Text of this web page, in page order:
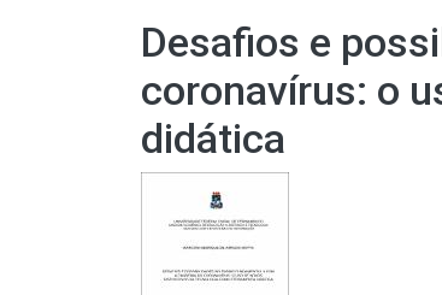
Desafios e
coronavírus: o
didática